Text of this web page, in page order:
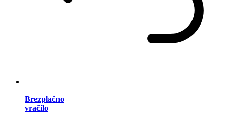
Brezplačno
vračilo